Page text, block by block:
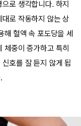
로 생각합니다. 하지
로 작동하지 않는 상
해 혈액 속 포도당을 세
체중이 증가하고 특히
호를 잘 듣지 않게 됩